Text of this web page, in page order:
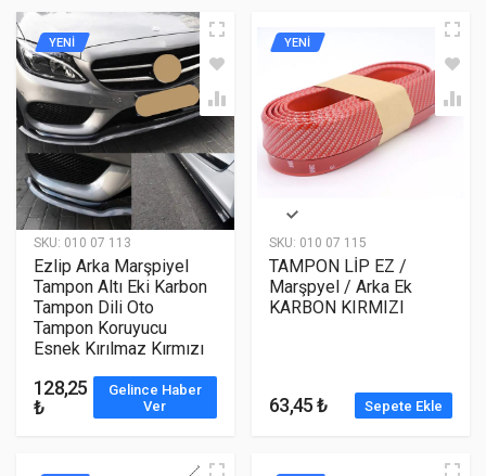
SKU: 010 07 113
YENİ
Ezlip Arka Marşpiyel
Tampon Altı Eki Karbon
Tampon Dili Oto
Tampon Koruyucu
Esnek Kırılmaz Kırmızı
128,25
₺
Gelince Haber
Ver
SKU: 010 07 115
YENİ
TAMPON LİP EZ /
Marşpyel / Arka Ek
KARBON KIRMIZI
63,45 ₺ Sepete Ekle